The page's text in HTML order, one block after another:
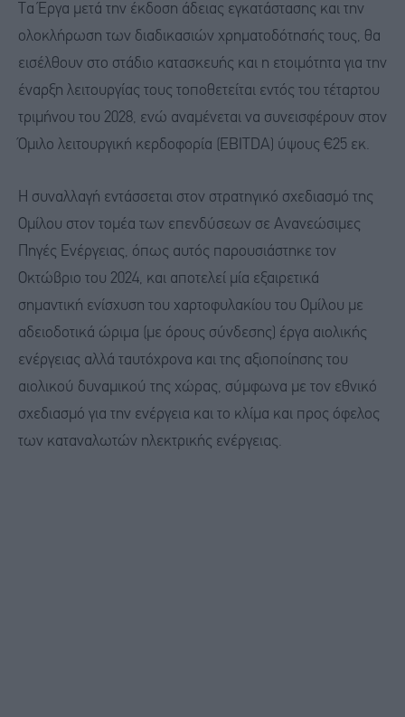
Τα Έργα μετά την έκδοση άδειας εγκατάστασης και την
ολοκλήρωση των διαδικασιών χρηματοδότησής τους, θα
εισέλθουν στο στάδιο κατασκευής και η ετοιμότητα για την
έναρξη λειτουργίας τους τοποθετείται εντός του τέταρτου
τριμήνου του 2028, ενώ αναμένεται να συνεισφέρουν στον
Όμιλο λειτουργική κερδοφορία (EBITDA) ύψους €25 εκ.
Η συναλλαγή εντάσσεται στον στρατηγικό σχεδιασμό της
Ομίλου στον τομέα των επενδύσεων σε Ανανεώσιμες
Πηγές Ενέργειας, όπως αυτός παρουσιάστηκε τον
Οκτώβριο του 2024, και αποτελεί μία εξαιρετικά
σημαντική ενίσχυση του χαρτοφυλακίου του Ομίλου με
αδειοδοτικά ώριμα (με όρους σύνδεσης) έργα αιολικής
ενέργειας αλλά ταυτόχρονα και της αξιοποίησης του
αιολικού δυναμικού της χώρας, σύμφωνα με τον εθνικό
σχεδιασμό για την ενέργεια και το κλίμα και προς όφελος
των καταναλωτών ηλεκτρικής ενέργειας.